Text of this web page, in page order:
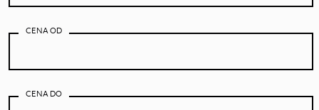
CENA OD
CENA DO